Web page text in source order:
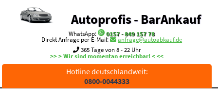
Autoprofis - BarAnkauf
WhatsApp:
0157 - 849 157 78
Direkt Anfrage per E-Mail:
anfrage@autoabkauf.de
365 Tage von 8 - 22 Uhr
>> > Wir sind momentan erreichbar! < <<
Hotline deutschlandweit:
0800-0044333